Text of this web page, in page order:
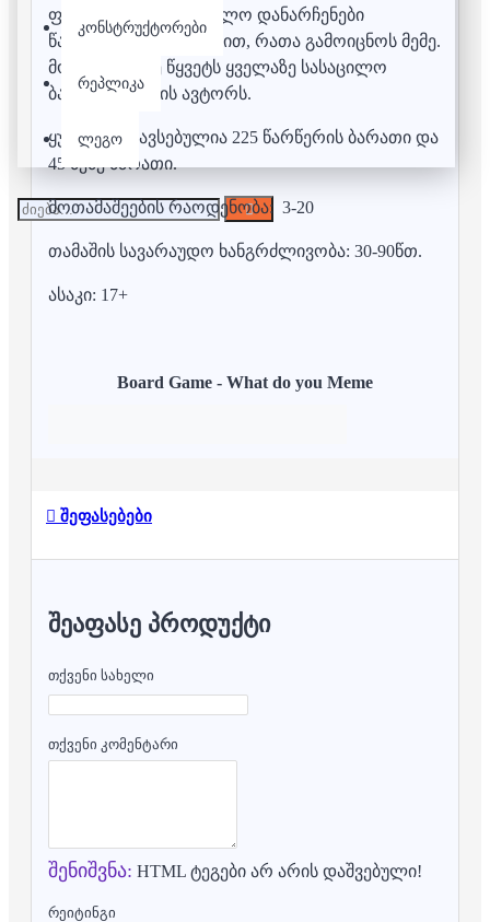
კონსტრუქტორები
რეპლიკა
ლეგო
ფოტო ბარათისთ ხოლო დანარჩენები
წარწერიანი ბარათებით, რათა გამოიცნოს მემე.
მოსამართლე წყვეტს ყველაზე სასაცილო
ბარათის ახსნის ავტორს.
ყუთში მოთავსებულია 225 წარწერის ბარათი და
45 მემე ბარათი.
მოთამაშეების რაოდენობა: 3-20
თამაშის სავარაუდო ხანგრძლივობა: 30-90წთ.
ასაკი: 17+
Board Game - What do you Meme
შეფასებები
ᲨᲔᲐᲤᲐᲡᲔ ᲞᲠᲝᲓᲣᲥᲢᲘ
თქვენი სახელი
თქვენი კომენტარი
შენიშვნა: HTML ტეგები არ არის დაშვებული!
რეიტინგი